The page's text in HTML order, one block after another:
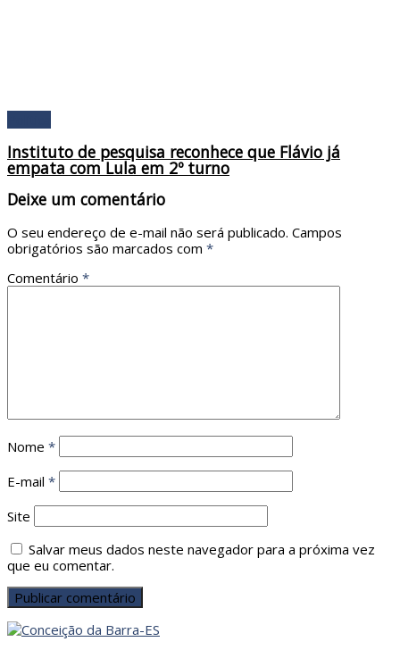
Instituto de pesquisa reconhece que Flávio já
empata com Lula em 2º turno
Deixe um comentário
O seu endereço de e-mail não será publicado. Campos
obrigatórios são marcados com *
Comentário *
Nome *
E-mail *
Site
Salvar meus dados neste navegador para a próxima vez
que eu comentar.